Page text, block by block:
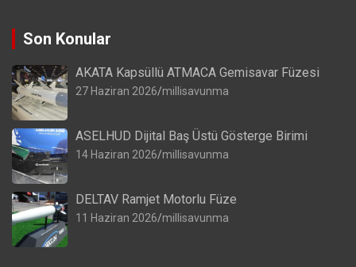
Son Konular
AKATA Kapsüllü ATMACA Gemisavar Füzesi
27 Haziran 2026 millisavunma
ASELHUD Dijital Baş Üstü Gösterge Birimi
14 Haziran 2026 millisavunma
DELTAV Ramjet Motorlu Füze
11 Haziran 2026 millisavunma